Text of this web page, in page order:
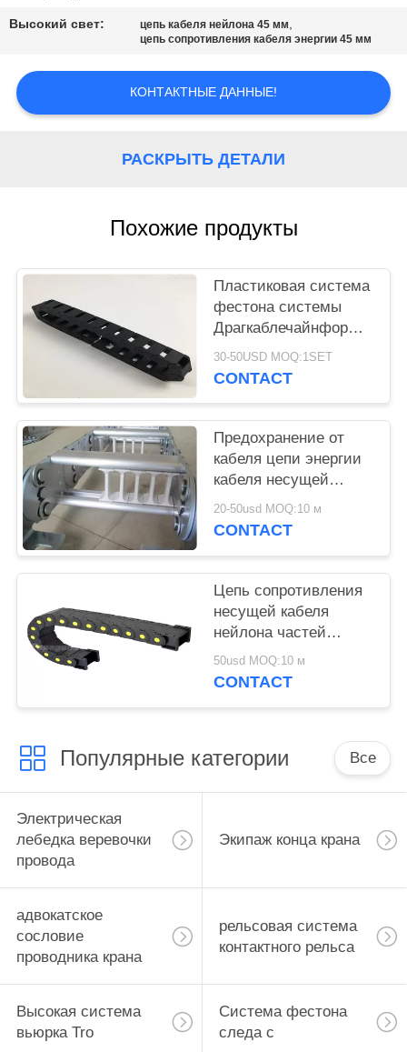
СПРОСИТЕ
ЦИТАТУ
PRIVACY
POLICY
Высокий свет: цепь кабеля нейлона 45 мм,
цепь сопротивления кабеля энергии 45 мм
КОНТАКТНЫЕ ДАННЫЕ!
РАСКРЫТЬ ДЕТАЛИ
Похожие продукты
Пластиковая система
фестона системы
Драгкаблечайнфор
цепи энергии с
СТИЛЕМ ТКА
30-50USD MOQ:1SET
CONTACT
Предохранение от
кабеля цепи энергии
кабеля несущей
шланга цепи
сопротивления
20-50usd MOQ:10 м
CONTACT
Цепь сопротивления
несущей кабеля
нейлона частей
надземного крана
ИСО/кабеля энергии
50usd MOQ:10 м
CONTACT
Популярные категории Все
Электрическая
лебедка веревочки
провода
Экипаж конца крана
адвокатское
сословие
проводника крана
рельсовая система
контактного рельса
Высокая система
вьюрка Tro
Система фестона
следа c